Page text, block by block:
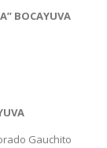
BOCAYUVA
Gauchito